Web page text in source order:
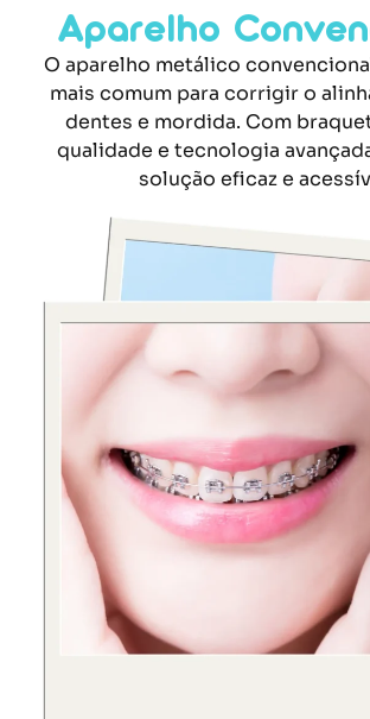
Aparelho
O aparelho metálico
mais comum para corrigir o
dentes e mordida. Com
qualidade e tecnologia
solução eficaz e